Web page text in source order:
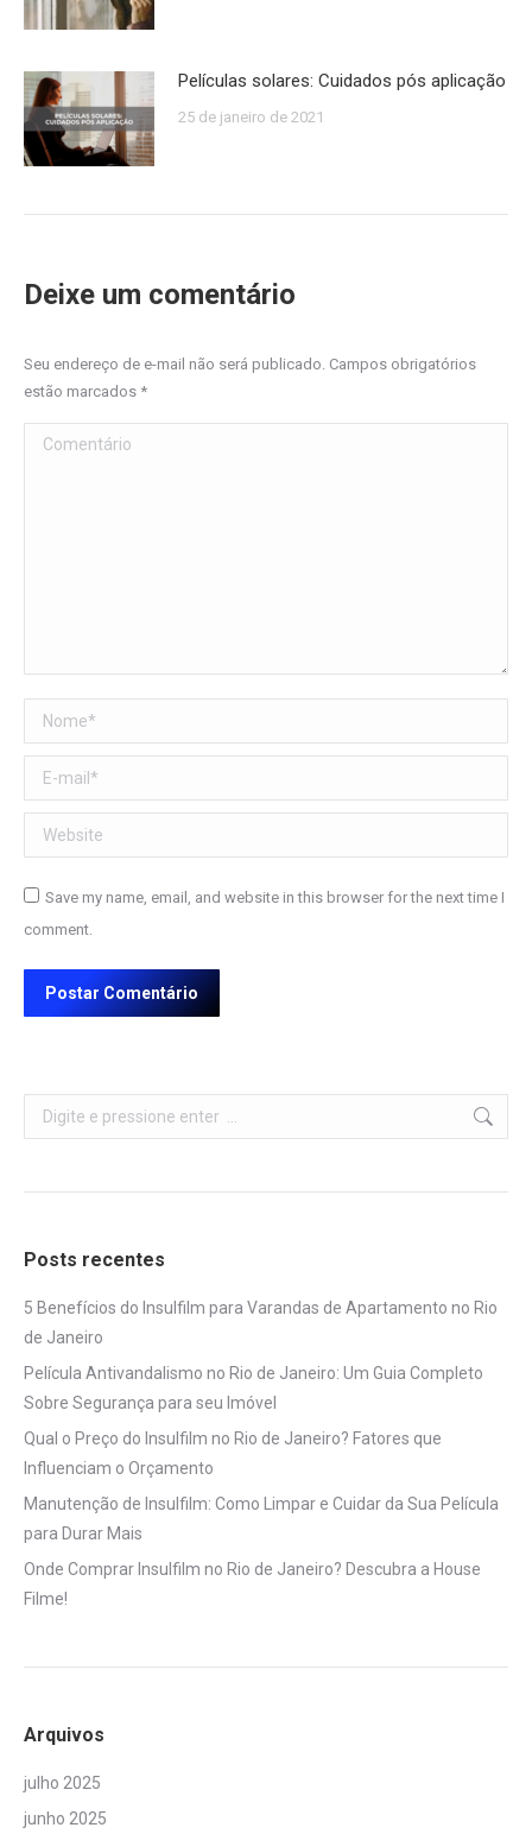
Películas solares: Cuidados pós aplicação
25 de janeiro de 2021
Deixe um comentário
Seu endereço de e-mail não será publicado. Campos obrigatórios
estão marcados *
Comentário
Nome *
E-mail *
Website
Save my name, email, and website in this browser for the next time I
comment.
Postar Comentário
Search:
Posts recentes
5 Benefícios do Insulfilm para Varandas de Apartamento no Rio
de Janeiro
Película Antivandalismo no Rio de Janeiro: Um Guia Completo
Sobre Segurança para seu Imóvel
Qual o Preço do Insulfilm no Rio de Janeiro? Fatores que
Influenciam o Orçamento
Manutenção de Insulfilm: Como Limpar e Cuidar da Sua Película
para Durar Mais
Onde Comprar Insulfilm no Rio de Janeiro? Descubra a House
Filme!
Arquivos
julho 2025
junho 2025